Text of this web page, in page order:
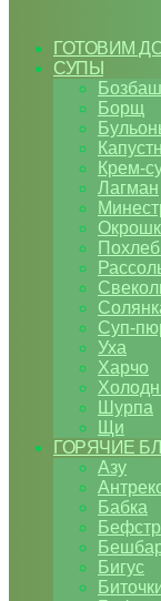
ГОТОВИМ
СУПЫ
Бозбаш
Борщ
Крем-
Лагман
Суп-
Уха
Харчо
Шурпа
Щи
ГОРЯЧИЕ
Азу
Бабка
Бигус